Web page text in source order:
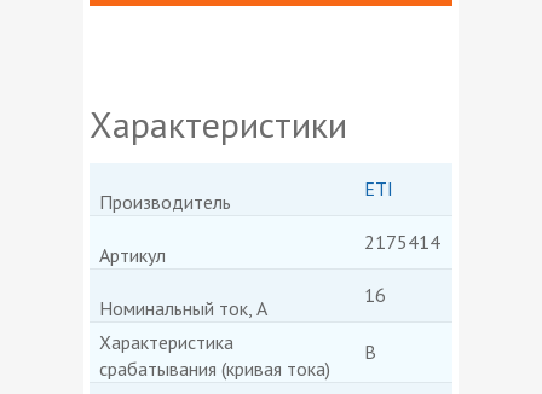
Характеристики
Производитель
ETI
Артикул
2175414
Номинальный ток, А
16
Характеристика
срабатывания (кривая тока)
В